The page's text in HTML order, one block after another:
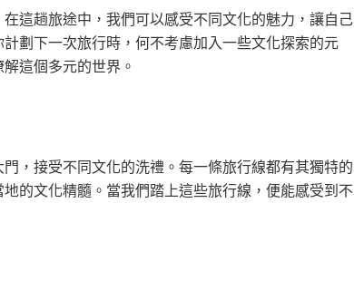
這趟旅途中，我們可以感受不同文化的魅力，讓自己
劃下一次旅行時，何不考慮加入一些文化探索的元
這個多元的世界。
，接受不同文化的洗禮。每一條旅行線都有其獨特的
的文化精髓。當我們踏上這些旅行線，便能感受到不